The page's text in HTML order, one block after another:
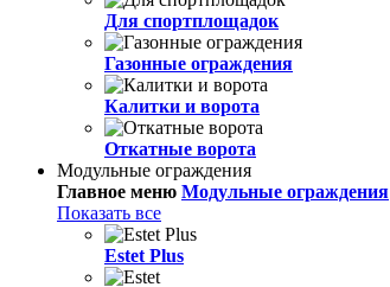
Для спортплощадок
Газонные ограждения
Калитки и ворота
Откатные ворота
Модульные ограждения
Главное меню Модульные ограждения
Показать все
Estet Plus